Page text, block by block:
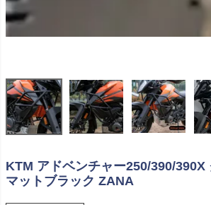
KTM アドベンチャー250/390/390X
マットブラック ZANA